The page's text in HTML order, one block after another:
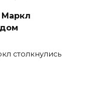
Маркл
столкнулись